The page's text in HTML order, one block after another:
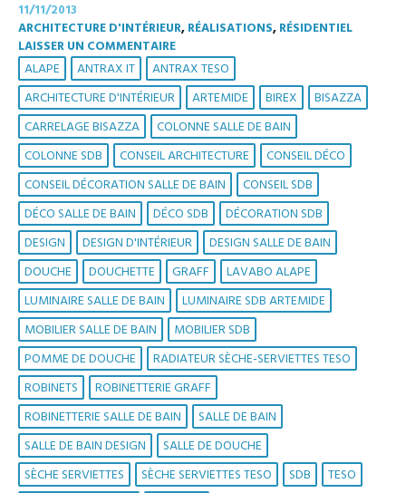
11/11/2013
ARCHITECTURE D'INTÉRIEUR,RÉALISATIONS,RÉSIDENTIEL
LAISSER UN COMMENTAIRE
ALAPE ANTRAX IT
ANTRAX TESO
ARCHITECTURE D'INTÉRIEUR
ARTEMIDE BIREX
BISAZZA
CARRELAGE BISAZZA
COLONNE SALLE DE BAIN
COLONNE SDB
CONSEIL ARCHITECTURE
CONSEIL DÉCO
CONSEIL DÉCORATION SALLE DE BAIN
CONSEIL SDB
DÉCO SALLE DE BAIN
DÉCO SDB
DÉCORATION SDB
DESIGN
DESIGN D'INTÉRIEUR
DESIGN SALLE DE BAIN
DOUCHE
DOUCHETTE GRAFF
LAVABO ALAPE
LUMINAIRE SALLE DE BAIN
LUMINAIRE SDB ARTEMIDE
MOBILIER SALLE DE BAIN
MOBILIER SDB
POMME DE DOUCHE
RADIATEUR SÈCHE-SERVIETTES TESO
ROBINETS
ROBINETTERIE GRAFF
ROBINETTERIE SALLE DE BAIN
SALLE DE BAIN
SALLE DE BAIN DESIGN
SALLE DE DOUCHE
SÈCHE SERVIETTES
SÈCHE SERVIETTES TESO SDB
TESO